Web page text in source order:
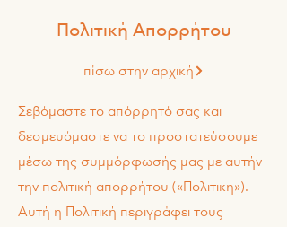
Πολιτική Απορρήτου
πίσω στην αρχική
Σεβόμαστε το απόρρητό σας και
δεσμευόμαστε να το προστατεύσουμε
μέσω της συμμόρφωσής μας με αυτήν
την πολιτική απορρήτου («Πολιτική»).
Αυτή η Πολιτική περιγράφει τους